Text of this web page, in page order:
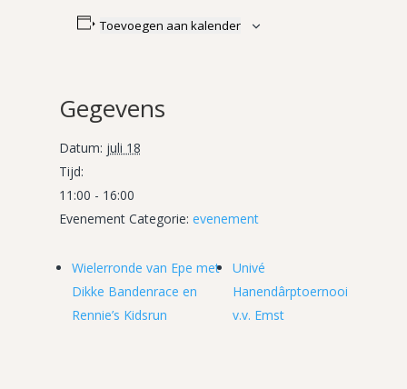
Toevoegen aan kalender
Gegevens
Datum: juli 18
Tijd:
11:00 - 16:00
Evenement Categorie: evenement
Wielerronde van Epe met
Dikke Bandenrace en
Rennie’s Kidsrun
Univé
Hanendârptoernooi
v.v. Emst